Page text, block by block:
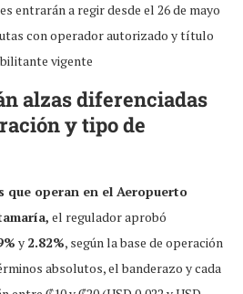
entrarán a regir desde el 26 de mayo
con operador autorizado y título
vigente
alzas diferenciadas
y tipo de
que operan en el Aeropuerto
el regulador aprobó
y 2.82%, según la base de operación
absolutos, el banderazo y cada